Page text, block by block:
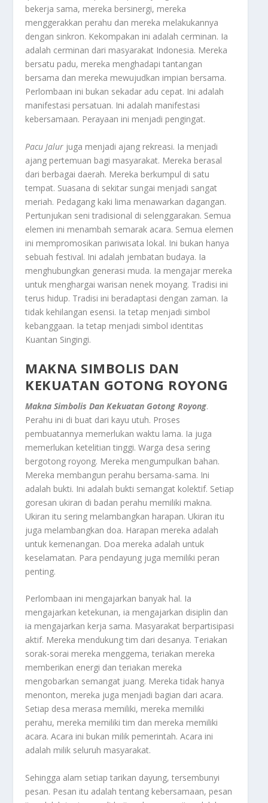
bekerja sama, mereka bersinergi, mereka
menggerakkan perahu dan mereka melakukannya
dengan sinkron. Kekompakan ini adalah cerminan. Ia
adalah cerminan dari masyarakat Indonesia. Mereka
bersatu padu, mereka menghadapi tantangan
bersama dan mereka mewujudkan impian bersama.
Perlombaan ini bukan sekadar adu cepat. Ini adalah
manifestasi persatuan. Ini adalah manifestasi
kebersamaan. Perayaan ini menjadi pengingat.
Pacu Jalur juga menjadi ajang rekreasi. Ia menjadi
ajang pertemuan bagi masyarakat. Mereka berasal
dari berbagai daerah. Mereka berkumpul di satu
tempat. Suasana di sekitar sungai menjadi sangat
meriah. Pedagang kaki lima menawarkan dagangan.
Pertunjukan seni tradisional di selenggarakan. Semua
elemen ini menambah semarak acara. Semua elemen
ini mempromosikan pariwisata lokal. Ini bukan hanya
sebuah festival. Ini adalah jembatan budaya. Ia
menghubungkan generasi muda. Ia mengajar mereka
untuk menghargai warisan nenek moyang. Tradisi ini
terus hidup. Tradisi ini beradaptasi dengan zaman. Ia
tidak kehilangan esensi. Ia tetap menjadi simbol
kebanggaan. Ia tetap menjadi simbol identitas
Kuantan Singingi.
MAKNA SIMBOLIS DAN
KEKUATAN GOTONG ROYONG
Makna Simbolis Dan Kekuatan Gotong Royong.
Perahu ini di buat dari kayu utuh. Proses
pembuatannya memerlukan waktu lama. Ia juga
memerlukan ketelitian tinggi. Warga desa sering
bergotong royong. Mereka mengumpulkan bahan.
Mereka membangun perahu bersama-sama. Ini
adalah bukti. Ini adalah bukti semangat kolektif. Setiap
goresan ukiran di badan perahu memiliki makna.
Ukiran itu sering melambangkan harapan. Ukiran itu
juga melambangkan doa. Harapan mereka adalah
untuk kemenangan. Doa mereka adalah untuk
keselamatan. Para pendayung juga memiliki peran
penting.
Perlombaan ini mengajarkan banyak hal. Ia
mengajarkan ketekunan, ia mengajarkan disiplin dan
ia mengajarkan kerja sama. Masyarakat berpartisipasi
aktif. Mereka mendukung tim dari desanya. Teriakan
sorak-sorai mereka menggema, teriakan mereka
memberikan energi dan teriakan mereka
mengobarkan semangat juang. Mereka tidak hanya
menonton, mereka juga menjadi bagian dari acara.
Setiap desa merasa memiliki, mereka memiliki
perahu, mereka memiliki tim dan mereka memiliki
acara. Acara ini bukan milik pemerintah. Acara ini
adalah milik seluruh masyarakat.
Sehingga alam setiap tarikan dayung, tersembunyi
pesan. Pesan itu adalah tentang kebersamaan, pesan